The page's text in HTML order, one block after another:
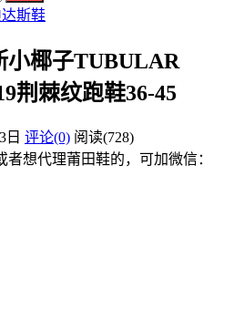
达斯鞋
小椰子TUBULAR
荆棘纹跑鞋36-45
日 评论(0) 阅读(728)
者想代理莆田鞋的，可加微信：